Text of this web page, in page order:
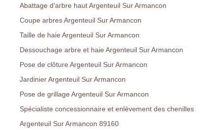
Abattage d'arbre haut Argenteuil Sur Armancon
Coupe arbres Argenteuil Sur Armancon
Taille de haie Argenteuil Sur Armancon
Dessouchage arbre et haie Argenteuil Sur Armancon
Pose de clôture Argenteuil Sur Armancon
Jardinier Argenteuil Sur Armancon
Pose de grillage Argenteuil Sur Armancon
Spécialiste concessionnaire et enlèvement des chenilles
Argenteuil Sur Armancon 89160